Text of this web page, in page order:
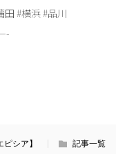
田 #横浜 #品川
シア】 記事一覧